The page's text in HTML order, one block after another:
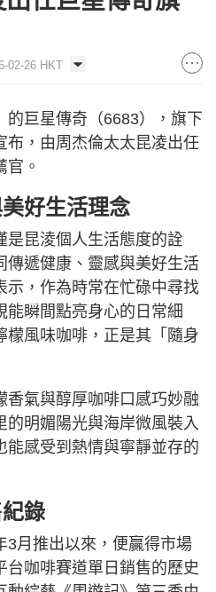
02-26 HKT
的巨星傳奇（6683），旗下
布，由周杰倫太太昆凌出任
官。
好生活理念
是昆淩個人生活態度的詮
傳遞健康、靈感與美好生活
示，作為時常在忙碌中尋找
能瞬間點亮身心的日常細
檬風味咖啡，正是其「隨身
香氣與醇厚咖啡口感巧妙融
的明媚陽光與海岸微風裝入
能感受到熱情與寧靜並存的
錄
3月推出以來，便贏得市場
台咖啡賽道單日銷售的歷史